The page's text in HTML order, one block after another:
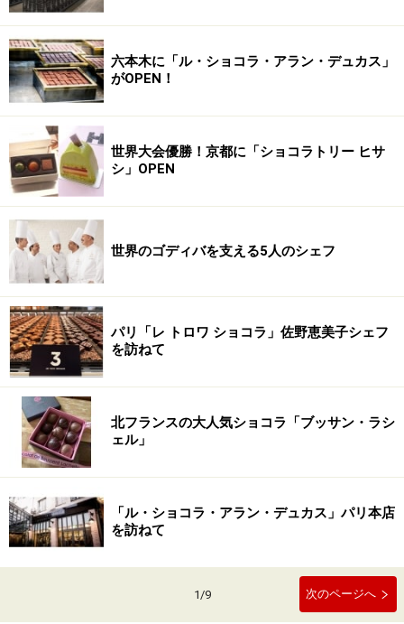
六本木に「ル・ショコラ・アラン・デュカス」
がOPEN！
世界大会優勝！京都に「ショコラトリー ヒサ
シ」OPEN
世界のゴディバを支える5人のシェフ
パリ「レ トロワ ショコラ」佐野恵美子シェフ
を訪ねて
北フランスの大人気ショコラ「ブッサン・ラシ
ェル」
「ル・ショコラ・アラン・デュカス」パリ本店
を訪ねて
1/9 次のページへ